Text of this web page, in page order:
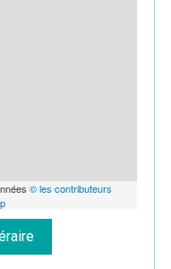
© les contributeurs